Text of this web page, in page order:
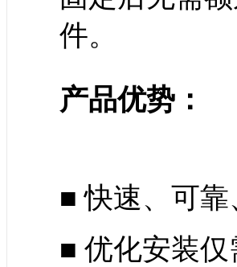
件。
产品优势：
■ 快速、可
■ 优化安装仅